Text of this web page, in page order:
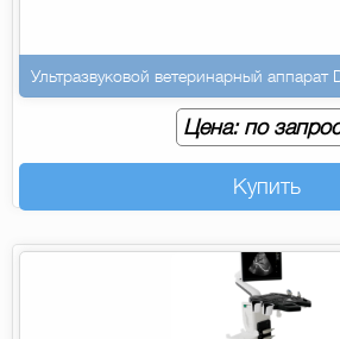
Ультразвуковой ветеринарный аппарат
Цена: по
Купить